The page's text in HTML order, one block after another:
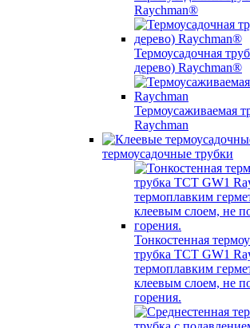
Raychman®
Термоусадочная
дерево) Raychman®
Термоусаживаемая
Raychman
термоусадочные трубки
Тонкостенная
трубка TCT GW1
термоплавким
клеевым слоем, не
горения.